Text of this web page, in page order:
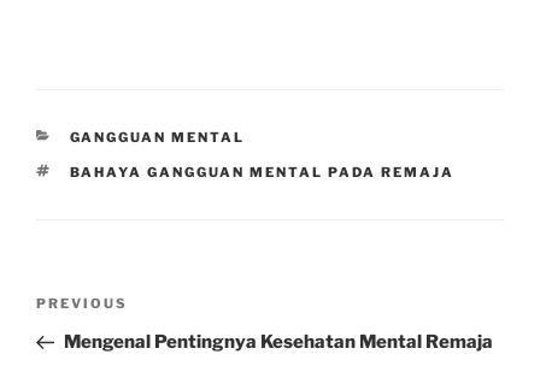
CATEGORIES
GANGGUAN MENTAL
TAGS
BAHAYA GANGGUAN MENTAL PADA REMAJA
Previous
Post
PREVIOUS
Mengenal Pentingnya Kesehatan Mental Remaja